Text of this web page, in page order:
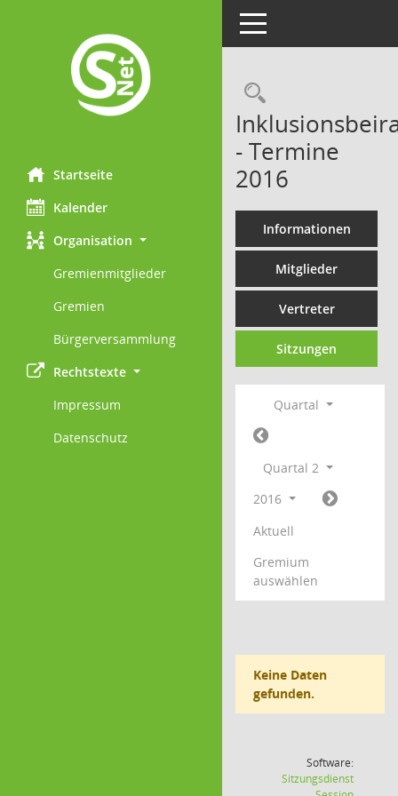
Startseite
Kalender
Organisation
Gremienmitglieder
Gremien
Bürgerversammlung
Rechtstexte
Impressum
Datenschutz
Toggle navigation
- Termine
2016
Informationen
Mitglieder
Vertreter
Sitzungen
Quartal
Quartal 2
2016
Aktuell
Gremium
auswählen
Keine Daten
gefunden.
Software:
Sitzungsdienst